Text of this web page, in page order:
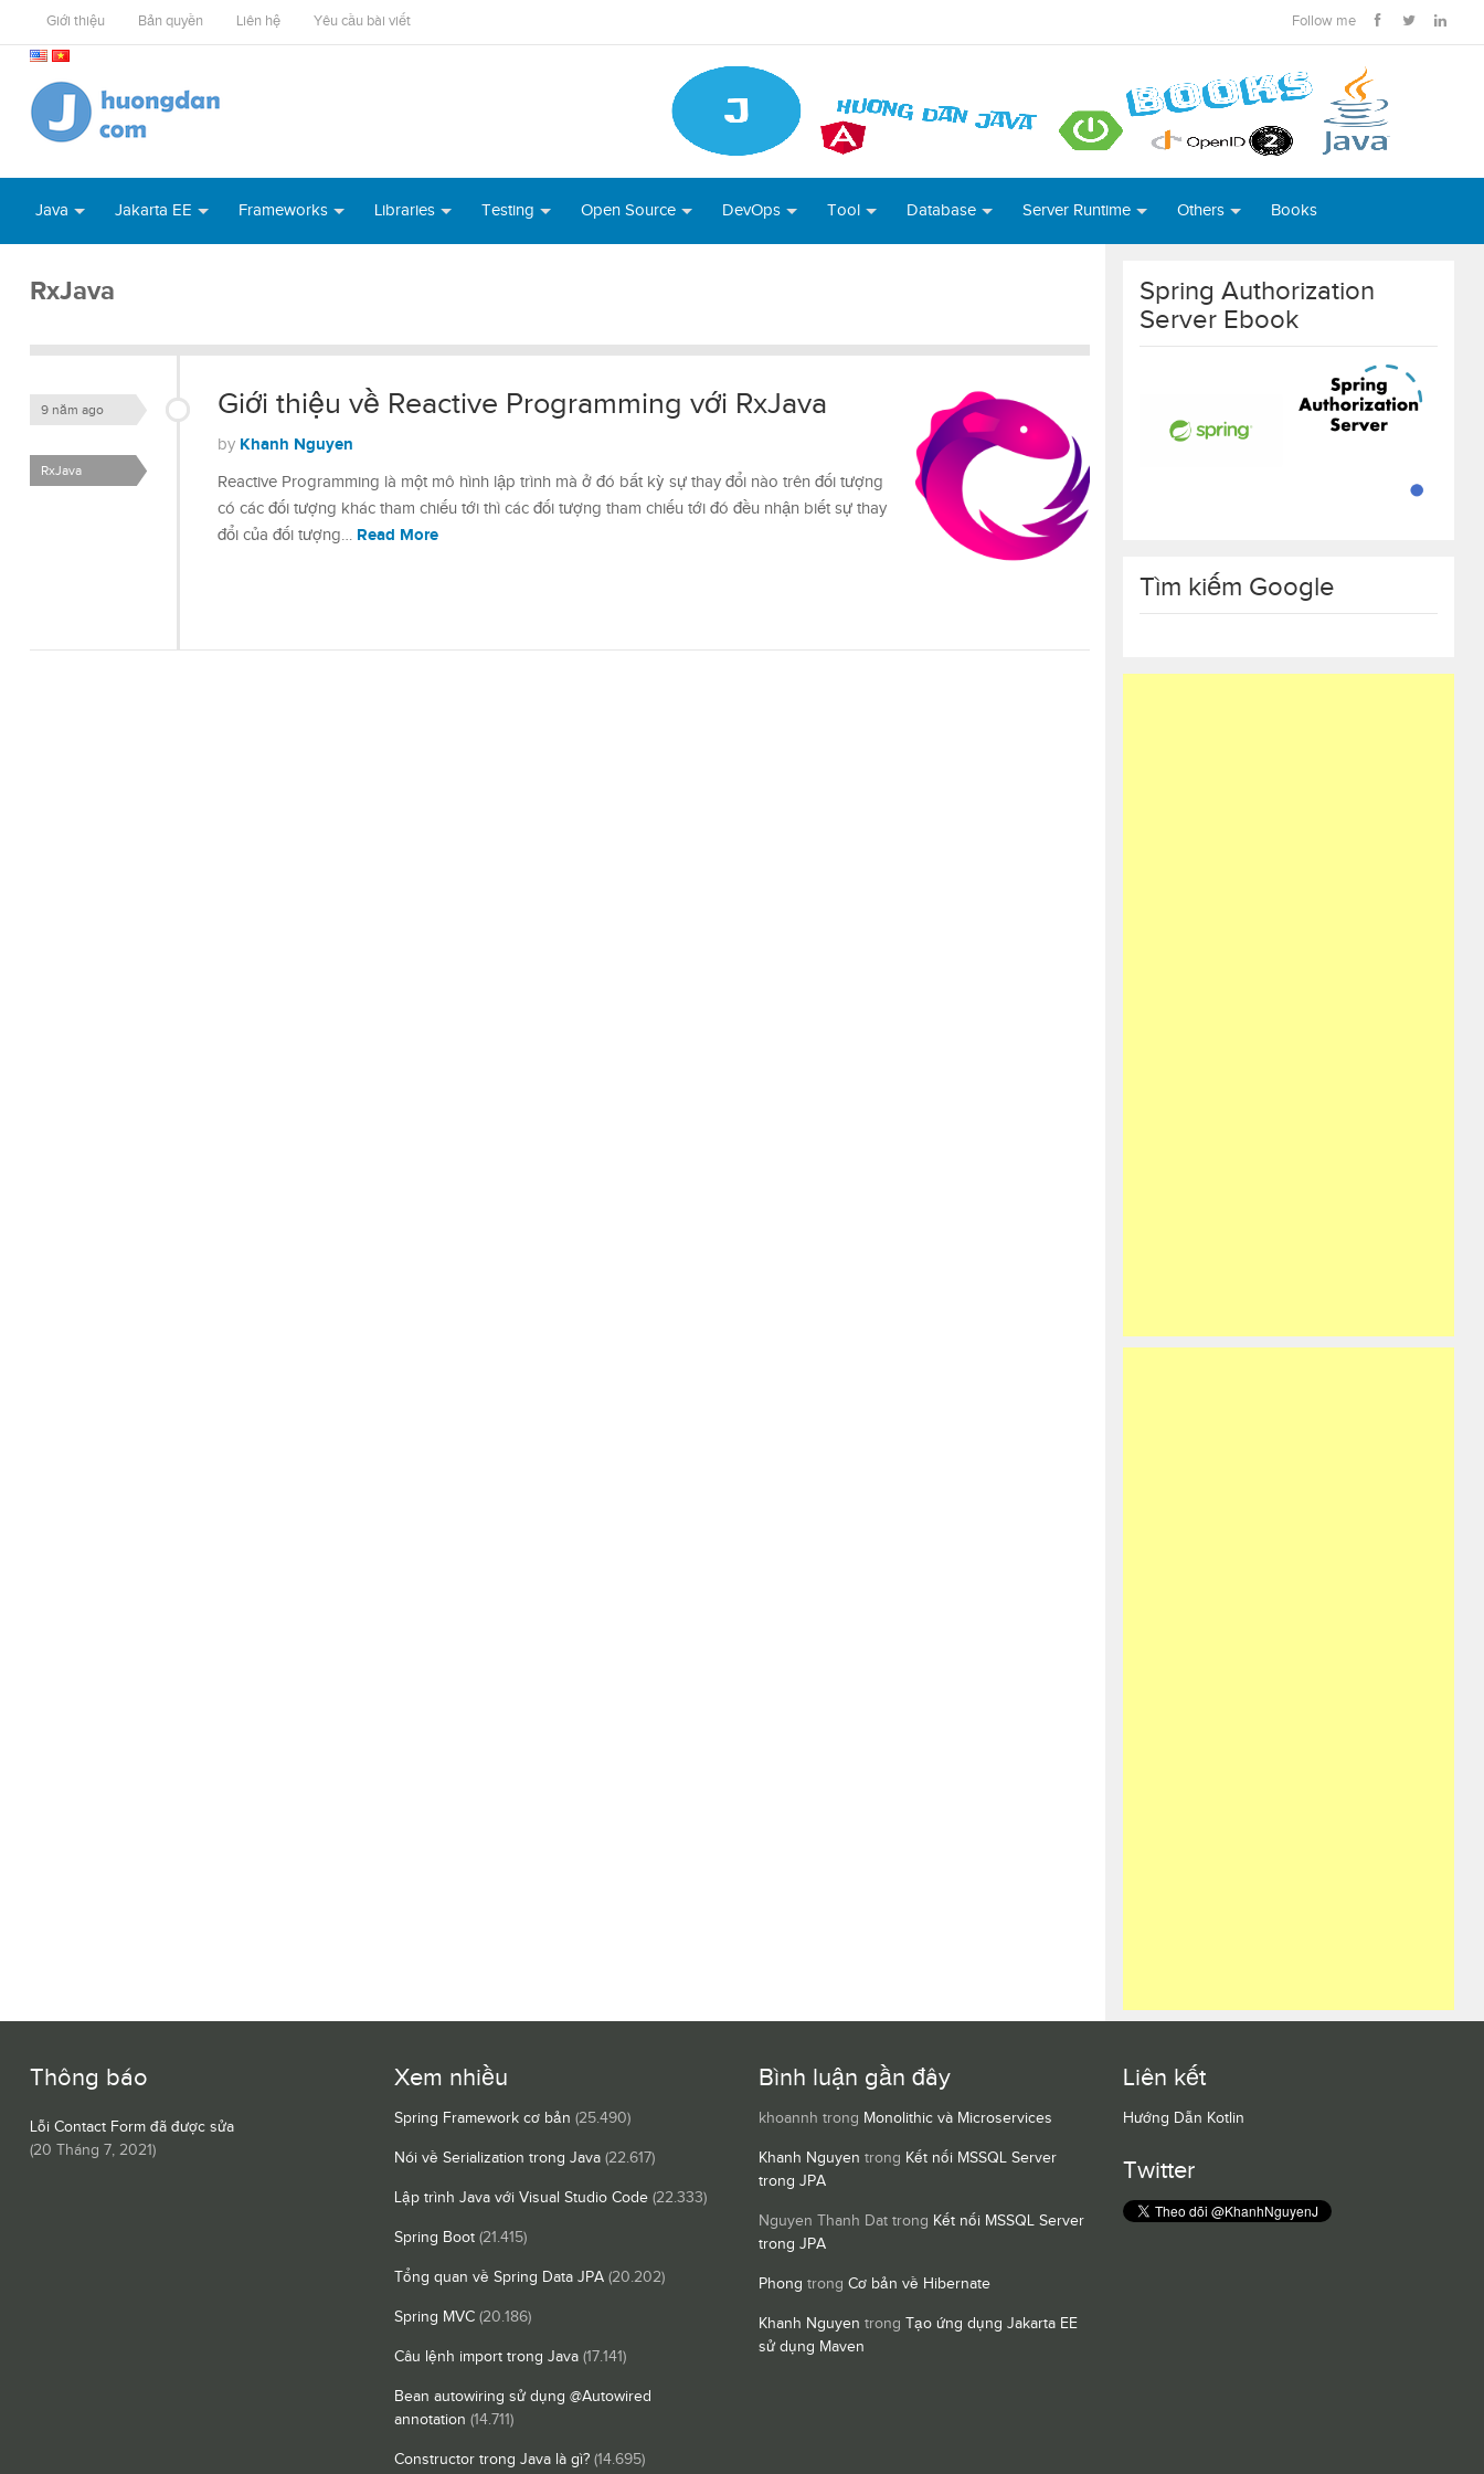
Giới thiệu Bản quyền Liên hệ Yêu cầu bài viết Follow me
Java Jakarta EE Frameworks Libraries Testing Open Source DevOps Tool Database Server Runtime Others Books
RxJava
Giới thiệu về Reactive Programming với RxJava
9 năm ago
by Khanh Nguyen
RxJava
Reactive Programming là một mô hình lập trình mà ở đó bất kỳ sự thay đổi nào trên đối tượng
có các đối tượng khác tham chiếu tới thì các đối tượng tham chiếu tới đó đều nhận biết sự thay
đổi của đối tượng… Read More
Spring Authorization
Server Ebook
Tìm kiếm Google
Thông báo
Lỗi Contact Form đã được sửa
(20 Tháng 7, 2021)
Xem nhiều
Spring Framework cơ bản (25.490)
Nói về Serialization trong Java (22.617)
Lập trình Java với Visual Studio Code (22.333)
Spring Boot (21.415)
Tổng quan về Spring Data JPA (20.202)
Spring MVC (20.186)
Câu lệnh import trong Java (17.141)
Bean autowiring sử dụng @Autowired
annotation (14.711)
Constructor trong Java là gì? (14.695)
Bình luận gần đây
khoannh trong Monolithic và Microservices
Khanh Nguyen trong Kết nối MSSQL Server
trong JPA
Nguyen Thanh Dat trong Kết nối MSSQL Server
trong JPA
Phong trong Cơ bản về Hibernate
Khanh Nguyen trong Tạo ứng dụng Jakarta EE
sử dụng Maven
Liên kết
Hướng Dẫn Kotlin
Twitter